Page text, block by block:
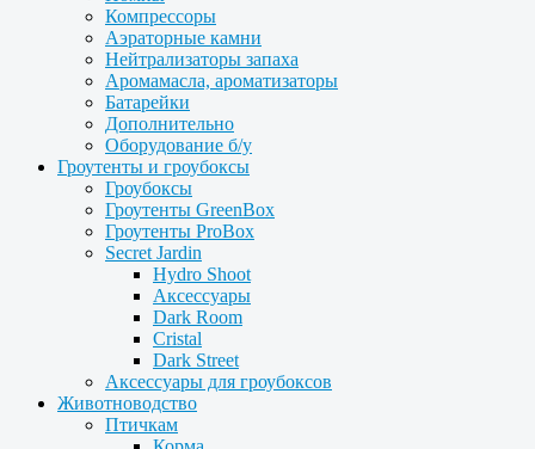
Компрессоры
Аэраторные камни
Нейтрализаторы запаха
Аромамасла, ароматизаторы
Батарейки
Дополнительно
Оборудование б/у
Гроутенты и гроубоксы
Гроубоксы
Гроутенты GreenBox
Гроутенты ProBox
Secret Jardin
Hydro Shoot
Аксессуары
Dark Room
Cristal
Dark Street
Аксессуары для гроубоксов
Животноводство
Птичкам